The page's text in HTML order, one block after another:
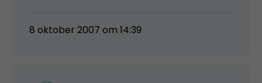
8 oktober 2007 om 14:39